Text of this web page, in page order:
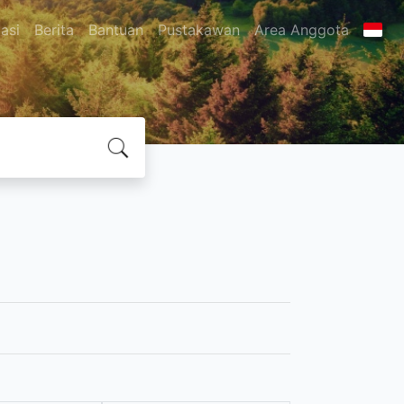
Berita Bantuan Pustakawan Area Anggota